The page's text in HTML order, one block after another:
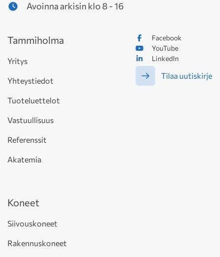
Avoinna arkisin klo 8 - 16
Facebook
YouTube
LinkedIn
Tilaa uutiskirje
Tammiholma
Yritys
Yhteystiedot
Tuoteluettelot
Vastuullisuus
Referenssit
Akatemia
Koneet
Siivouskoneet
Rakennuskoneet